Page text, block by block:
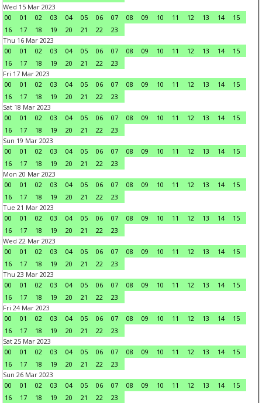
Wed 15 Mar 2023
00
01 02 03 04 05 06 07 08 09 10 11 12 13 14
15
16
17 18 19 20 21 22
23
Thu 16 Mar 2023
00
01 02 03 04 05 06 07 08 09 10 11 12 13 14
15
16
17 18 19 20 21 22
23
Fri 17 Mar 2023
00
01 02 03 04 05 06 07 08 09 10 11 12 13 14
15
16
17 18 19 20 21 22
23
Sat 18 Mar 2023
00
01 02 03 04 05 06 07 08 09 10 11 12 13 14
15
16
17 18 19 20 21 22
23
Sun 19 Mar 2023
00
01 02 03 04 05 06 07 08 09 10 11 12 13 14
15
16
17 18 19 20 21 22
23
Mon 20 Mar 2023
00
01 02 03 04 05 06 07 08 09 10 11 12 13 14
15
16
17 18 19 20 21 22
23
Tue 21 Mar 2023
00
01 02 03 04 05 06 07 08 09 10 11 12 13 14
15
16
17 18 19 20 21 22
23
Wed 22 Mar 2023
00
01 02 03 04 05 06 07 08 09 10 11 12 13 14
15
16
17 18 19 20 21 22
23
Thu 23 Mar 2023
00
01 02 03 04 05 06 07 08 09 10 11 12 13 14
15
16
17 18 19 20 21 22
23
Fri 24 Mar 2023
00
01 02 03 04 05 06 07 08 09 10 11 12 13 14
15
16
17 18 19 20 21 22
23
Sat 25 Mar 2023
00
01 02 03 04 05 06 07 08 09 10 11 12 13 14
15
16
17 18 19 20 21 22
23
Sun 26 Mar 2023
00
01 02 03 04 05 06 07 08 09 10 11 12 13 14
15
16
17 18 19 20 21 22
23